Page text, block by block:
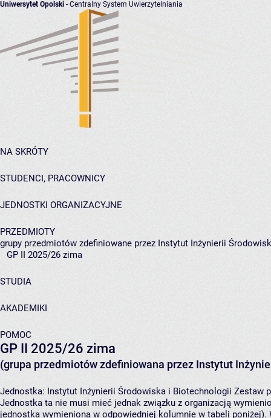
Uniwersytet Opolski - Centralny System Uwierzytelniania
NA SKRÓTY
STUDENCI, PRACOWNICY
JEDNOSTKI ORGANIZACYJNE
PRZEDMIOTY
grupy przedmiotów zdefiniowane przez Instytut Inżynierii
GP II 2025/26 zima
STUDIA
AKADEMIKI
POMOC
GP II 2025/26 zima
(grupa przedmiotów zdefiniowana przez Instytut
Jednostka: Instytut Inżynierii Środowiska i Biotechnologii Zestaw
Jednostka ta nie musi mieć jednak związku z organizacją
jednostka wymieniona w odpowiedniej kolumnie w tabeli